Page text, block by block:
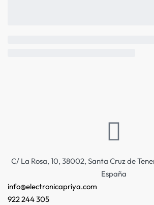
C/ La Rosa, 10, 38002, Santa Cruz de
España
info@electronicapriya.com
922 244 305